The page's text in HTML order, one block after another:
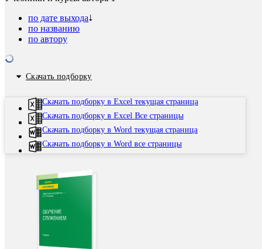
по дате выхода
по названию
по автору
Скачать подборку
Скачать подборку в Excel текущая страница
Скачать подборку в Excel Все страницы
Скачать подборку в Word текущая страница
Скачать подборку в Word все страницы